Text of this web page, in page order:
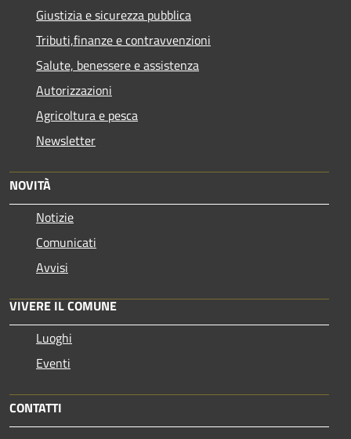
Giustizia e sicurezza pubblica
Tributi,finanze e contravvenzioni
Salute, benessere e assistenza
Autorizzazioni
Agricoltura e pesca
Newsletter
NOVITÀ
Notizie
Comunicati
Avvisi
VIVERE IL COMUNE
Luoghi
Eventi
CONTATTI